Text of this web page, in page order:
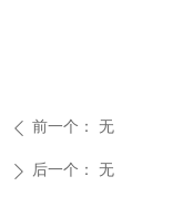
ꄴ 前一个： 无
ꄲ 后一个： 无